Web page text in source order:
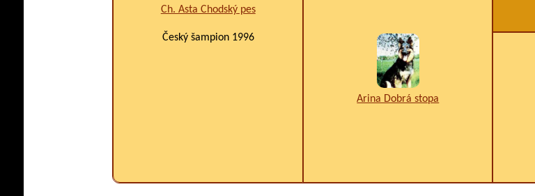
Ch. Asta Chodský pes
Český šampion 1996
Arina Dobrá stopa